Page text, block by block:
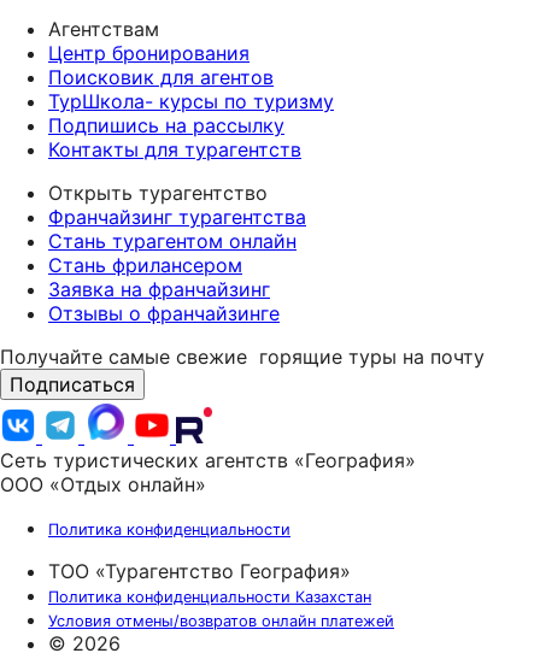
Агентствам
Центр бронирования
Поисковик для агентов
ТурШкола- курсы по туризму
Подпишись на рассылку
Контакты для турагентств
Открыть турагентство
Франчайзинг турагентства
Стань турагентом онлайн
Стань фрилансером
Заявка на франчайзинг
Отзывы о франчайзинге
Получайте самые свежие горящие туры на почту
Подписаться
Сеть туристических агентств «География»
ООО «Отдых онлайн»
Политика конфиденциальности
ТОО «Турагентство География»
Политика конфиденциальности Казахстан
Условия отмены/возвратов онлайн платежей
© 2026